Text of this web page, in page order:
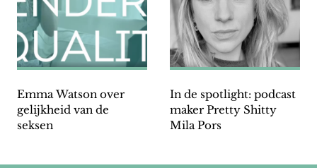
Emma Watson over
gelijkheid van de
seksen
In de spotlight: podcast
maker Pretty Shitty
Mila Pors